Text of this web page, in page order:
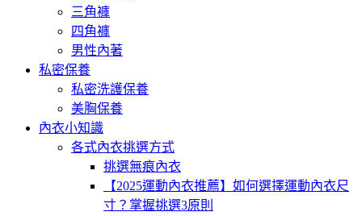
三角褲
四角褲
男性內著
私密保養
私密洗護保養
美胸保養
內衣小知識
各式內衣挑選方式
挑選無痕內衣
【2025運動內衣推薦】如何選擇運動內衣尺
寸？掌握挑選3原則